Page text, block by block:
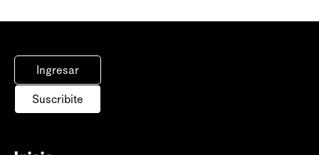
Ingresar
Suscribite